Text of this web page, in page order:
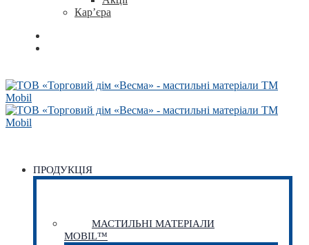
Кар’єра
ПРОДУКЦІЯ
МАСТИЛЬНІ МАТЕРІАЛИ
MOBIL™